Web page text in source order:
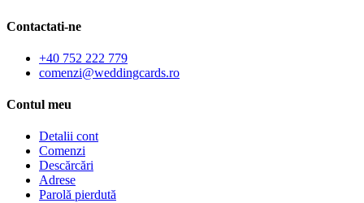
Contactati-ne
+40 752 222 779
comenzi@weddingcards.ro
Contul meu
Detalii cont
Comenzi
Descărcări
Adrese
Parolă pierdută